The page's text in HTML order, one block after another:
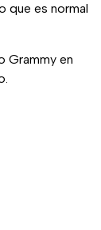
que es normal
Grammy en